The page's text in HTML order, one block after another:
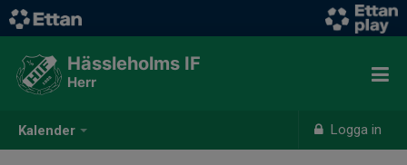
Kalender Logga in
Hässleholms IF
Herr